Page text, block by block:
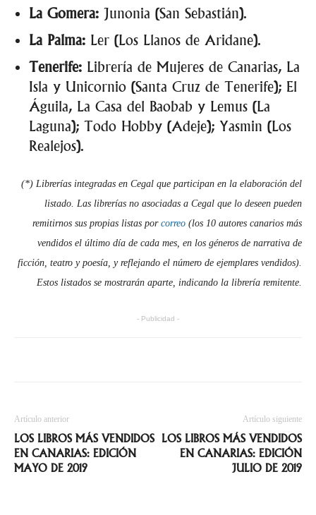
La Gomera: Junonia (San Sebastián).
La Palma: Ler (Los Llanos de Aridane).
Tenerife: Librería de Mujeres de Canarias, La
Isla y Unicornio (Santa Cruz de Tenerife); El
Águila, La Casa del Baobab y Lemus (La
Laguna); Todo Hobby (Adeje); Yasmin (Los
Realejos).
(*) Librerías integradas en Cegal que participan en la elaboración del
listado. Las librerías no asociadas a Cegal que lo deseen pueden
remitirnos sus propias listas por correo (los 10 autores canarios más
vendidos el último día de cada mes, en los géneros de narrativa de
ficción, teatro y poesía, y reflejando el número de ejemplares vendidos).
Estos listados se mostrarán aparte, indicando la librería remitente.
- Publicidad -
Artículo anterior
LOS LIBROS MÁS VENDIDOS
EN CANARIAS: EDICIÓN
MAYO DE 2019
Artículo siguiente
LOS LIBROS MÁS VENDIDOS
EN CANARIAS: EDICIÓN
JULIO DE 2019